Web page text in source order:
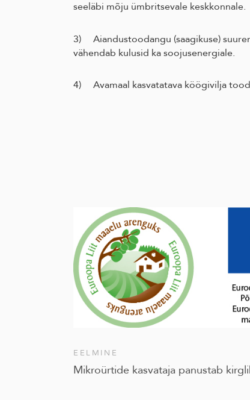
seeläbi mõju ümbritsevale keskkonnale.
3) Aiandustoodangu (saagikuse)
vähendab kulusid ka soojusenergiale.
4) Avamaal kasvatatava köögivilja
EELMINE
Mikroürtide kasvataja panustab